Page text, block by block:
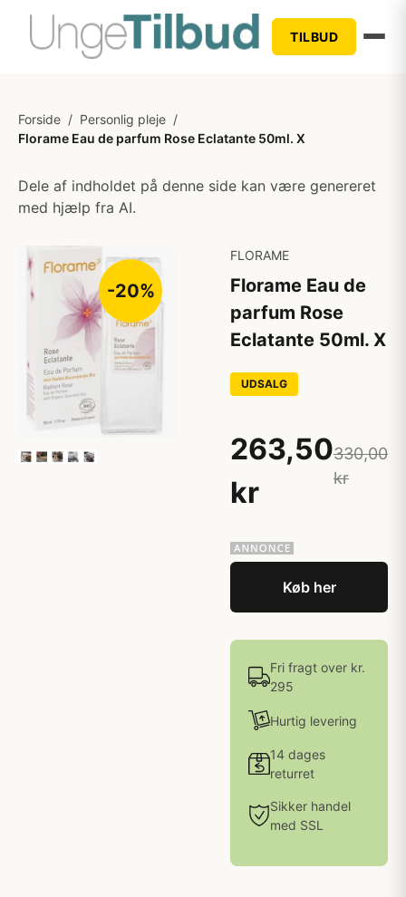
TILBUD
Forside / Personlig pleje /
Florame Eau de parfum Rose Eclatante 50ml. X
Dele af indholdet på denne side kan være genereret
med hjælp fra AI.
-20%
FLORAME
Florame Eau de
parfum Rose
Eclatante 50ml. X
UDSALG
263,50
kr
330,00
kr
Køb her
Fri fragt over kr.
295
Hurtig levering
14 dages
returret
Sikker handel
med SSL